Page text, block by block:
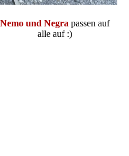
Nemo und Negra passen auf
alle auf :)